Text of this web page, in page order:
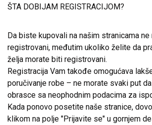
ŠTA DOBIJAM REGISTRACIJOM?
Da biste kupovali na našim stranicama
registrovani, međutim ukoliko želite da
želja morate biti registrovani.
Registracija Vam takođe omogućava
poručivanje robe – ne morate svaki put
obrasce sa neophodnim podacima za
Kada ponovo posetite naše stranice,
klikom na polje "Prijavite se" u gornjem